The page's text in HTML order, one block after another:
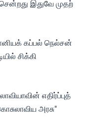
இதுவே முதற்
கப்பல் நெல்சன்
சிக்கி
எதிர்ப்புத்
அரசு"